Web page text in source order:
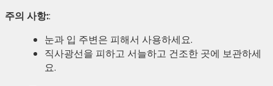
주의 사항::
눈과 입 주변은 피해서 사용하세요.
직사광선을 피하고 서늘하고 건조한 곳에 보관하세
요.